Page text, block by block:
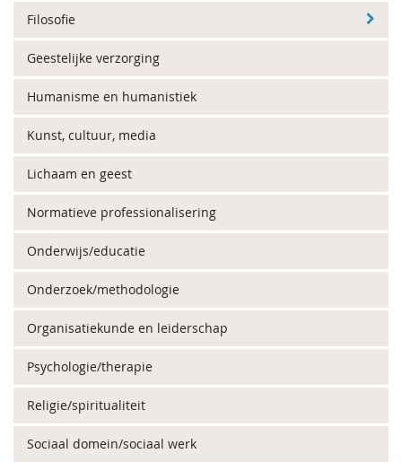
Filosofie
Geestelijke verzorging
Humanisme en humanistiek
Kunst, cultuur, media
Lichaam en geest
Normatieve professionalisering
Onderwijs/educatie
Onderzoek/methodologie
Organisatiekunde en leiderschap
Psychologie/therapie
Religie/spiritualiteit
Sociaal domein/sociaal werk